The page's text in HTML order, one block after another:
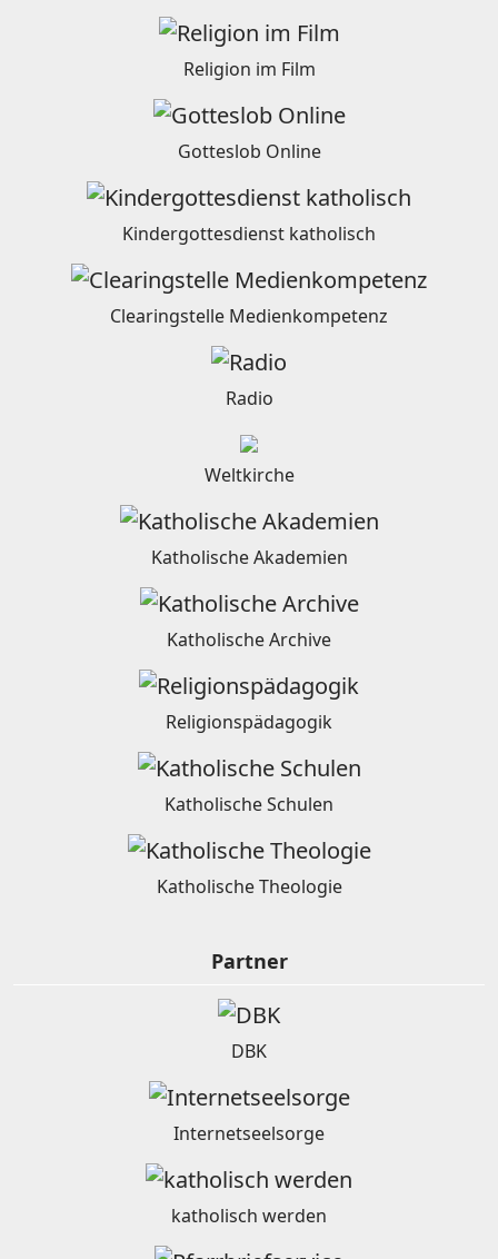
Religion im Film
Gotteslob Online
Kindergottesdienst katholisch
Clearingstelle Medienkompetenz
Radio
Weltkirche
Katholische Akademien
Katholische Archive
Religionspädagogik
Katholische Schulen
Katholische Theologie
Partner
DBK
Internetseelsorge
katholisch werden